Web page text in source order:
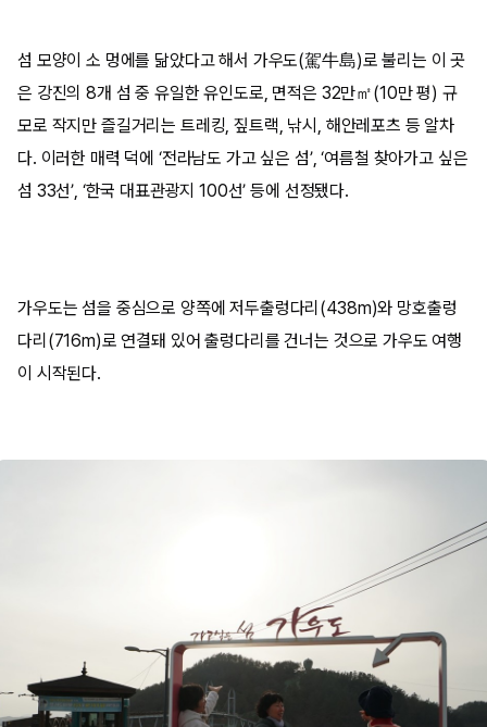
섬 모양이 소 멍에를 닮았다고 해서 가우도(駕牛島)로 불리는 이 곳
은 강진의 8개 섬 중 유일한 유인도로, 면적은 32만㎡(10만 평) 규
모로 작지만 즐길거리는 트레킹, 짚트랙, 낚시, 해안레포츠 등 알차
다. 이러한 매력 덕에 ‘전라남도 가고 싶은 섬’, ‘여름철 찾아가고 싶은
섬 33선’, ‘한국 대표관광지 100선’ 등에 선정됐다.
가우도는 섬을 중심으로 양쪽에 저두출렁다리(438m)와 망호출렁
다리(716m)로 연결돼 있어 출렁다리를 건너는 것으로 가우도 여행
이 시작된다.